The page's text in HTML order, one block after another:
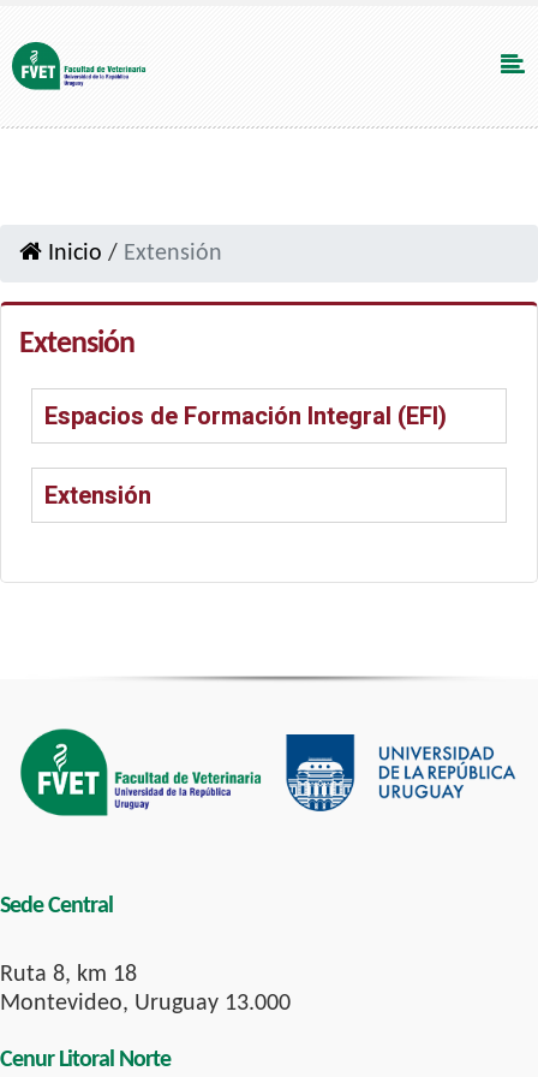
Inicio / Extensión
Extensión
Espacios de Formación Integral (EFI)
Extensión
Sede Central
Ruta 8, km 18
Montevideo, Uruguay 13.000
Cenur Litoral Norte